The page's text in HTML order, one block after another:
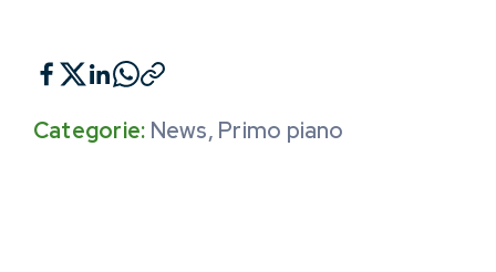
Categorie: News, Primo piano